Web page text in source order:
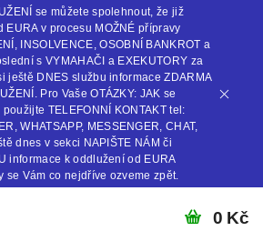
se můžete spolehnout, že již
EURA v procesu MOŽNÉ přípravy
INSOLVENCE, OSOBNÍ BANKROT a
s VYMAHAČI a EXEKUTORY za
ještě DNES službu informace ZDARMA
Pro Vaše OTÁZKY: JAK se
TELEFONNÍ KONTAKT tel:
WHATSAPP, MESSENGER, CHAT,
dnes v sekci NAPIŠTE NÁM či
informace k oddlužení od EURA
se Vám co nejdříve ozveme zpět.
0 Kč